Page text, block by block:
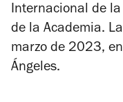
Internacional de
de la Academia.
marzo de 2023,
Ángeles.